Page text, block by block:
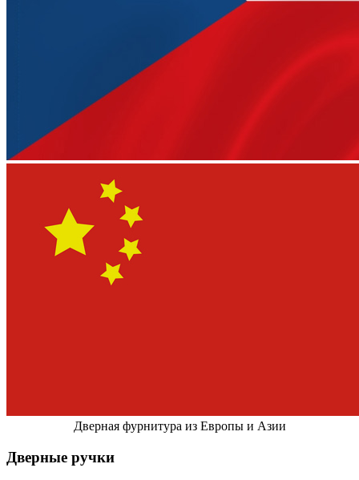
Дверная фурнитура из Европы и Азии
Дверные ручки